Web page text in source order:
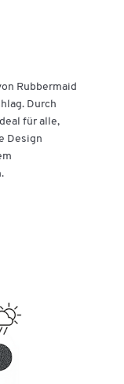
Rubbermaid
Durch
für alle,
Design